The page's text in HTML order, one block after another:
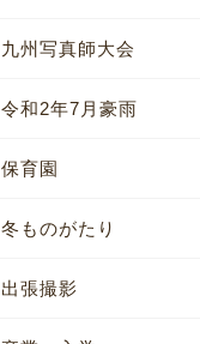
九州写真師大会
令和2年7月豪雨
保育園
冬ものがたり
出張撮影